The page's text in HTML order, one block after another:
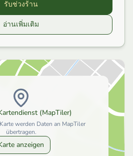
รับช่วงร้าน
อ่านเพิ่มเติม
(MapTiler)
werden Daten an MapTiler
übertragen.
anzeigen